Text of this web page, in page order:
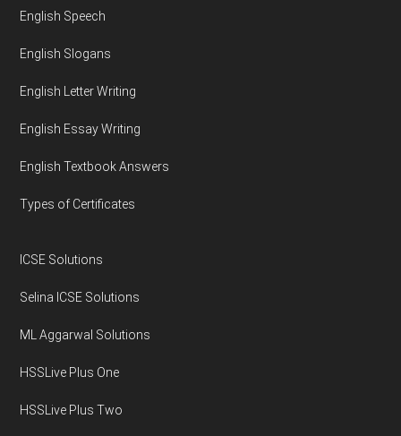
English Speech
English Slogans
English Letter Writing
English Essay Writing
English Textbook Answers
Types of Certificates
ICSE Solutions
Selina ICSE Solutions
ML Aggarwal Solutions
HSSLive Plus One
HSSLive Plus Two